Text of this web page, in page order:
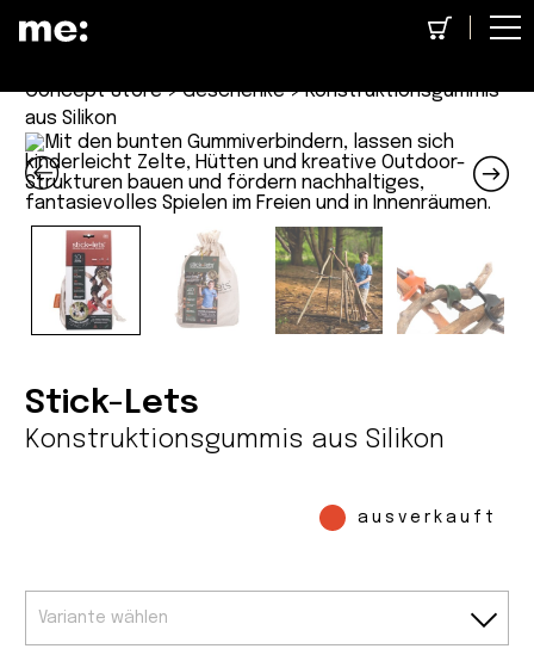
Concept Store>Geschenke> Konstruktionsgummis
aus Silikon
Stick-Lets
Konstruktionsgummis aus Silikon
ausverkauft